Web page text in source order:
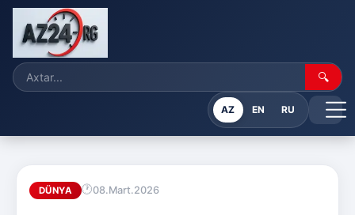
🔍
AZ EN RU
DÜNYA 08.Mart.2026